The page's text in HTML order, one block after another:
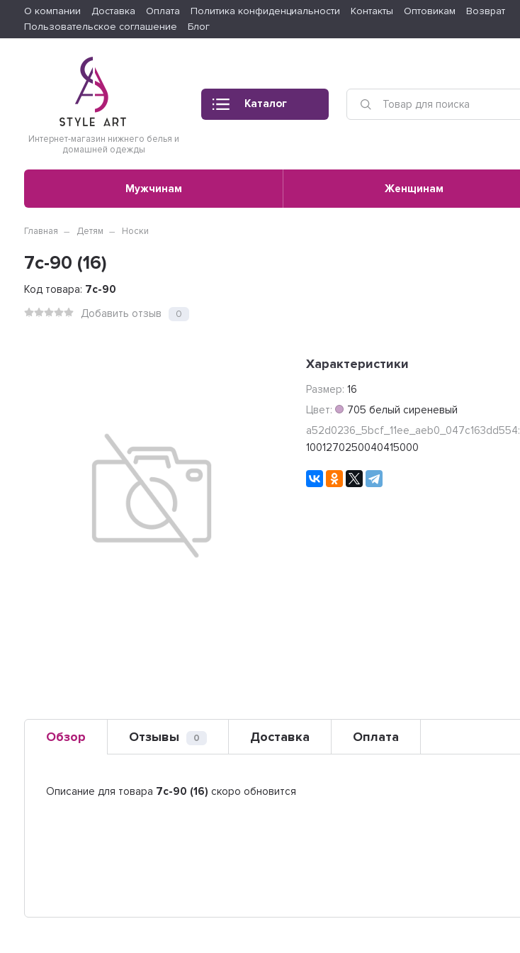
О компании Доставка Оплата Политика конфиденциальности Контакты Оптовикам
Возврат
Пользовательское соглашение
Блог
Интернет-магазин нижнего белья и
домашней одежды
Каталог
Мужчинам Женщинам
Главная Детям Носки
7с-90 (16)
Код товара: 7с-90
Добавить отзыв
0
Характеристики
Размер:16
Цвет:
705 белый сиреневый
a52d0236_5bcf_11ee_aeb0_047c163dd554:
1001270250040415000
Обзор Отзывы 0 Доставка Оплата
Описание для товара 7с-90 (16) скоро обновится